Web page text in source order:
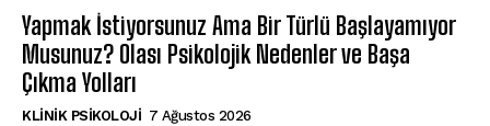
Yapmak İstiyorsunuz Ama Bir Türlü Başlayamıyor
Musunuz? Olası Psikolojik Nedenler ve Başa
Çıkma Yolları
KLINIK PSIKOLOJI 7 Ağustos 2026